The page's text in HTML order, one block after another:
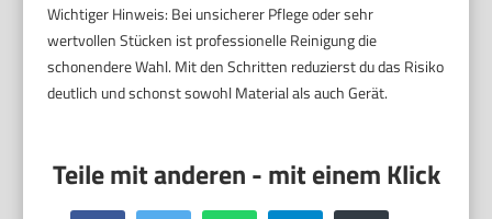
Wichtiger Hinweis: Bei unsicherer Pflege oder sehr
wertvollen Stücken ist professionelle Reinigung die
schonendere Wahl. Mit den Schritten reduzierst du das Risiko
deutlich und schonst sowohl Material als auch Gerät.